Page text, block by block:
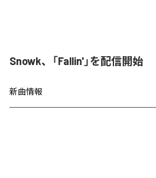
Snowk、「Fallin'」を配信開始
新曲情報